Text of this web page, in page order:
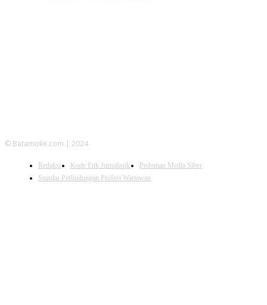
© Batamoke.com | 2024
Redaksi Kode Etik Jurnalistik
Pedoman Media Siber
Standar Perlindungan Profesi Wartawan